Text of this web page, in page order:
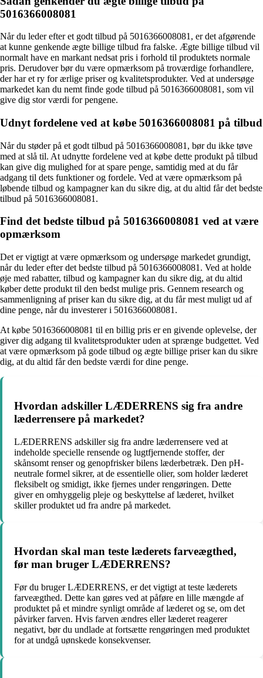
5016366008081
Når du leder efter et godt tilbud på 5016366008081, er det afgørende
at kunne genkende ægte billige tilbud fra falske. Ægte billige tilbud vil
normalt have en markant nedsat pris i forhold til produktets normale
pris. Derudover bør du være opmærksom på troværdige forhandlere,
der har et ry for ærlige priser og kvalitetsprodukter. Ved at undersøge
markedet kan du nemt finde gode tilbud på 5016366008081, som vil
give dig stor værdi for pengene.
Udnyt fordelene ved at købe 5016366008081 på tilbud
Når du støder på et godt tilbud på 5016366008081, bør du ikke tøve
med at slå til. At udnytte fordelene ved at købe dette produkt på tilbud
kan give dig mulighed for at spare penge, samtidig med at du får
adgang til dets funktioner og fordele. Ved at være opmærksom på
løbende tilbud og kampagner kan du sikre dig, at du altid får det bedste
tilbud på 5016366008081.
Find det bedste tilbud på 5016366008081 ved at være
opmærksom
Det er vigtigt at være opmærksom og undersøge markedet grundigt,
når du leder efter det bedste tilbud på 5016366008081. Ved at holde
øje med rabatter, tilbud og kampagner kan du sikre dig, at du altid
køber dette produkt til den bedst mulige pris. Gennem research og
sammenligning af priser kan du sikre dig, at du får mest muligt ud af
dine penge, når du investerer i 5016366008081.
At købe 5016366008081 til en billig pris er en givende oplevelse, der
giver dig adgang til kvalitetsprodukter uden at sprænge budgettet. Ved
at være opmærksom på gode tilbud og ægte billige priser kan du sikre
dig, at du altid får den bedste værdi for dine penge.
Hvordan adskiller LÆDERRENS sig fra andre
læderrensere på markedet?
LÆDERRENS adskiller sig fra andre læderrensere ved at
indeholde specielle rensende og lugtfjernende stoffer, der
skånsomt renser og genopfrisker bilens læderbetræk. Den pH-
neutrale formel sikrer, at de essentielle olier, som holder læderet
fleksibelt og smidigt, ikke fjernes under rengøringen. Dette
giver en omhyggelig pleje og beskyttelse af læderet, hvilket
skiller produktet ud fra andre på markedet.
Hvordan skal man teste læderets farveægthed,
før man bruger LÆDERRENS?
Før du bruger LÆDERRENS, er det vigtigt at teste læderets
farveægthed. Dette kan gøres ved at påføre en lille mængde af
produktet på et mindre synligt område af læderet og se, om det
påvirker farven. Hvis farven ændres eller læderet reagerer
negativt, bør du undlade at fortsætte rengøringen med produktet
for at undgå uønskede konsekvenser.